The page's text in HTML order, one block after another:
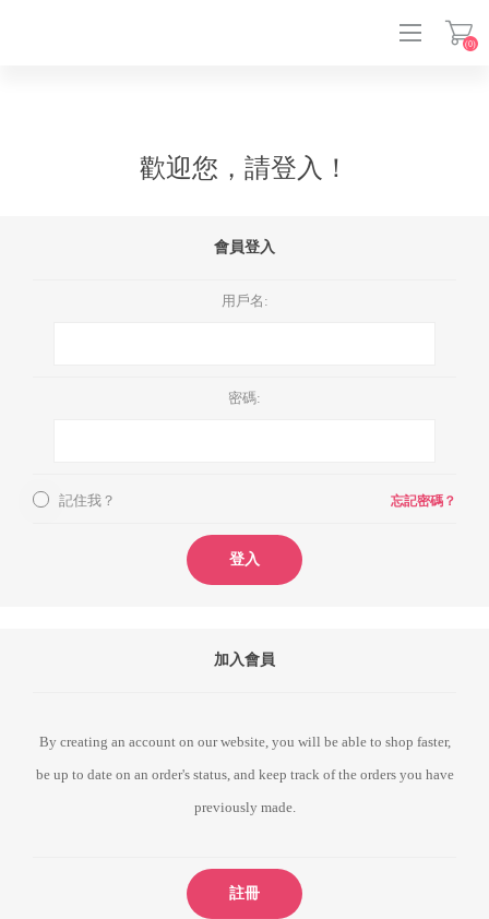
(0)
歡迎您，請登入！
會員登入
用戶名:
密碼:
記住我？ 忘記密碼？
登入
加入會員
By creating an account on our website, you will be able to shop faster,
be up to date on an order's status, and keep track of the orders you have
previously made.
註冊